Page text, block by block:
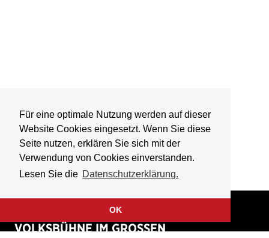
Für eine optimale Nutzung werden auf dieser
Website Cookies eingesetzt. Wenn Sie diese
Seite nutzen, erklären Sie sich mit der
Verwendung von Cookies einverstanden.
Lesen Sie die Datenschutzerklärung.
OK
VOLKSBÜHNE IM GROSSEN